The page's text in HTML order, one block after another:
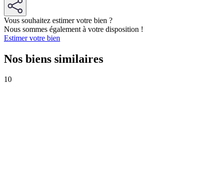
Vous souhaitez estimer votre bien ?
Nous sommes également à votre disposition !
Estimer votre bien
Nos biens similaires
10